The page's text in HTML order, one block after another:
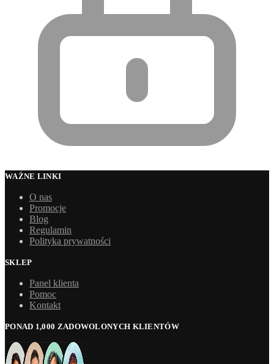
WAŻNE LINKI
O nas
Promocje
Blog
Regulamin
Polityka prywatności
SKLEP
Panel klienta
Pomoc
Kontakt
PONAD 1,000 ZADOWOLONYCH KLIENTÓW